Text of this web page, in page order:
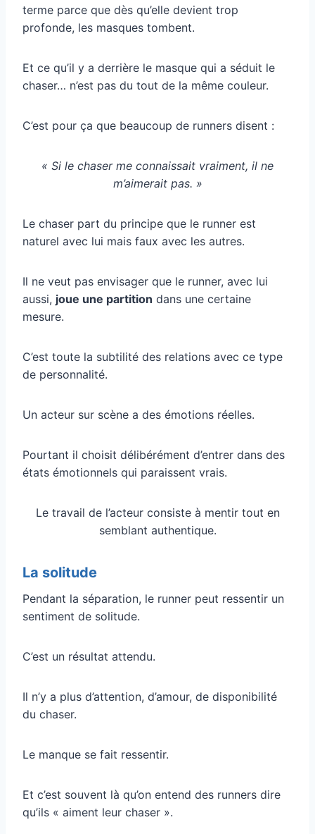
terme parce que dès qu’elle devient trop
profonde, les masques tombent.
Et ce qu’il y a derrière le masque qui a séduit le
chaser… n’est pas du tout de la même couleur.
C’est pour ça que beaucoup de runners disent :
« Si le chaser me connaissait vraiment, il ne
m’aimerait pas. »
Le chaser part du principe que le runner est
naturel avec lui mais faux avec les autres.
Il ne veut pas envisager que le runner, avec lui
aussi, joue une partition dans une certaine
mesure.
C’est toute la subtilité des relations avec ce type
de personnalité.
Un acteur sur scène a des émotions réelles.
Pourtant il choisit délibérément d’entrer dans des
états émotionnels qui paraissent vrais.
Le travail de l’acteur consiste à mentir tout en
semblant authentique.
La solitude
Pendant la séparation, le runner peut ressentir un
sentiment de solitude.
C’est un résultat attendu.
Il n’y a plus d’attention, d’amour, de disponibilité
du chaser.
Le manque se fait ressentir.
Et c’est souvent là qu’on entend des runners dire
qu’ils « aiment leur chaser ».